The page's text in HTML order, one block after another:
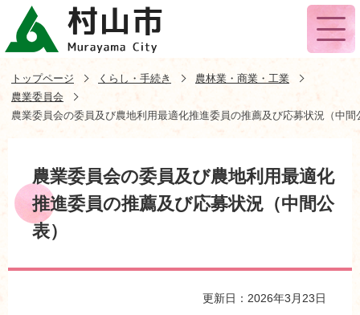
トップページ くらし・手続き
農林業・商業・工業
農業委員会
農業委員会の委員及び農地利用最適化推進委員の推薦及び応募状況（中間
農業委員会の委員及び農地利用最適化
推進委員の推薦及び応募状況（中間公
表）
更新日：2026年3月23日